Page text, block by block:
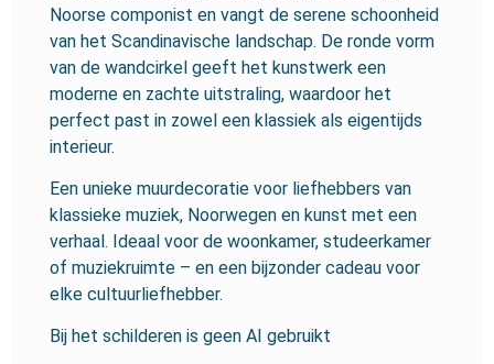
Noorse componist en vangt de serene schoonheid
van het Scandinavische landschap. De ronde vorm
van de wandcirkel geeft het kunstwerk een
moderne en zachte uitstraling, waardoor het
perfect past in zowel een klassiek als eigentijds
interieur.
Een unieke muurdecoratie voor liefhebbers van
klassieke muziek, Noorwegen en kunst met een
verhaal. Ideaal voor de woonkamer, studeerkamer
of muziekruimte – en een bijzonder cadeau voor
elke cultuurliefhebber.
Bij het schilderen is geen AI gebruikt